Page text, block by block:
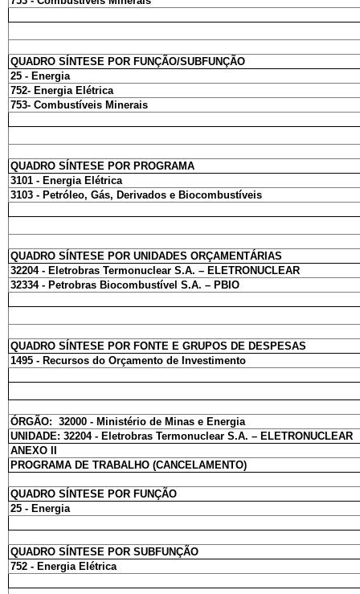
QUADRO SÍNTESE POR FUNÇÃO/SUBFUNÇÃO
25 - Energia
752- Energia Elétrica
753- Combustíveis Minerais
QUADRO SÍNTESE POR PROGRAMA
3101 - Energia Elétrica
3103 - Petróleo, Gás, Derivados e Biocombustíveis
QUADRO SÍNTESE POR UNIDADES ORÇAMENTÁRIAS
32204 - Eletrobras Termonuclear S.A. – ELETRONUCLEAR
32334 - Petrobras Biocombustível S.A. – PBIO
QUADRO SÍNTESE POR FONTE E GRUPOS DE DESPESAS
1495 - Recursos do Orçamento de Investimento
ÓRGÃO: 32000 - Ministério de Minas e Energia
UNIDADE: 32204 - Eletrobras Termonuclear S.A. – ELETRONUCLEAR
ANEXO II
PROGRAMA DE TRABALHO (CANCELAMENTO)
QUADRO SÍNTESE POR FUNÇÃO
25 - Energia
QUADRO SÍNTESE POR SUBFUNÇÃO
752 - Energia Elétrica